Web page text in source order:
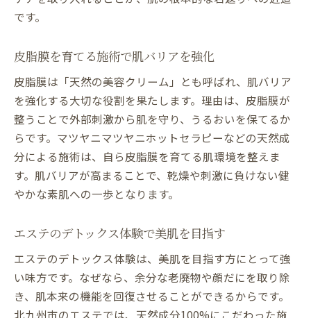
です。
皮脂膜を育てる施術で肌バリアを強化
皮脂膜は「天然の美容クリーム」とも呼ばれ、肌バリア
を強化する大切な役割を果たします。理由は、皮脂膜が
整うことで外部刺激から肌を守り、うるおいを保てるか
らです。マツヤニマツヤニホットセラピーなどの天然成
分による施術は、自ら皮脂膜を育てる肌環境を整えま
す。肌バリアが高まることで、乾燥や刺激に負けない健
やかな素肌への一歩となります。
エステのデトックス体験で美肌を目指す
エステのデトックス体験は、美肌を目指す方にとって強
い味方です。なぜなら、余分な老廃物や顔だにを取り除
き、肌本来の機能を回復させることができるからです。
北九州市のエステでは、天然成分100%にこだわった施